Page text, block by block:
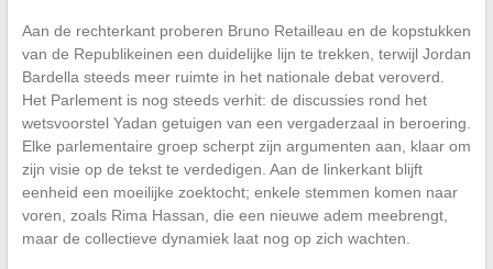
Aan de rechterkant proberen Bruno Retailleau en de kopstukken
van de Republikeinen een duidelijke lijn te trekken, terwijl Jordan
Bardella steeds meer ruimte in het nationale debat veroverd.
Het Parlement is nog steeds verhit: de discussies rond het
wetsvoorstel Yadan getuigen van een vergaderzaal in beroering.
Elke parlementaire groep scherpt zijn argumenten aan, klaar om
zijn visie op de tekst te verdedigen. Aan de linkerkant blijft
eenheid een moeilijke zoektocht; enkele stemmen komen naar
voren, zoals Rima Hassan, die een nieuwe adem meebrengt,
maar de collectieve dynamiek laat nog op zich wachten.